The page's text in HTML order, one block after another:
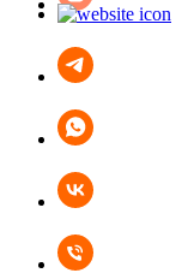
ЛАЗЕРТАГ
БОУЛИНГ
КАРАОКЕ
АФИША
АКЦИИ